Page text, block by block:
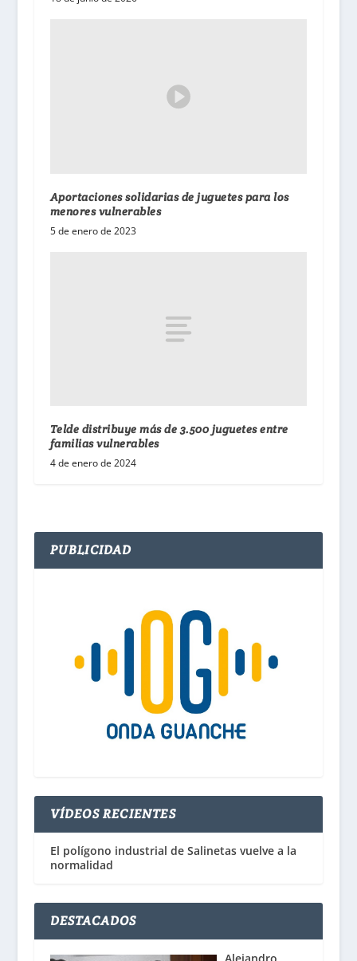
Aportaciones solidarias de juguetes para los
menores vulnerables
5 de enero de 2023
Telde distribuye más de 3.500 juguetes entre
familias vulnerables
4 de enero de 2024
PUBLICIDAD
VÍDEOS RECIENTES
El polígono industrial de Salinetas vuelve a la
normalidad
DESTACADOS